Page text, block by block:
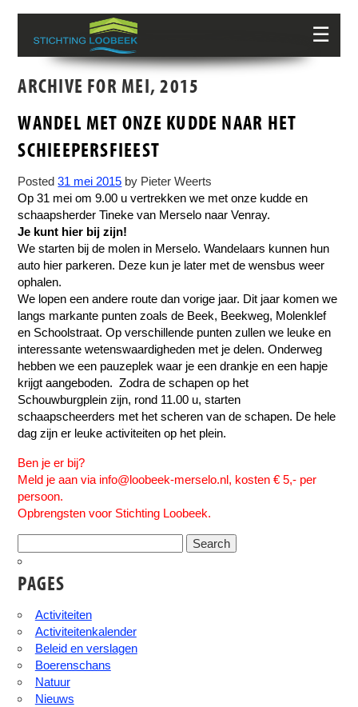
☰
ARCHIVE FOR MEI, 2015
WANDEL MET ONZE KUDDE NAAR HET
SCHIEEPERSFIEEST
Posted31 mei 2015 by Pieter Weerts
Op 31 mei om 9.00 u vertrekken we met onze kudde en
schaapsherder Tineke van Merselo naar Venray.
Je kunt hier bij zijn!
We starten bij de molen in Merselo. Wandelaars kunnen hun
auto hier parkeren. Deze kun je later met de wensbus weer
ophalen.
We lopen een andere route dan vorige jaar. Dit jaar komen we
langs markante punten zoals de Beek, Beekweg, Molenklef
en Schoolstraat. Op verschillende punten zullen we leuke en
interessante wetenswaardigheden met je delen. Onderweg
hebben we een pauzeplek waar je een drankje en een hapje
krijgt aangeboden. Zodra de schapen op het
Schouwburgplein zijn, rond 11.00 u, starten
schaapscheerders met het scheren van de schapen. De hele
dag zijn er leuke activiteiten op het plein.
Ben je er bij?
Meld je aan via info@loobeek-merselo.nl, kosten € 5,- per
persoon.
Opbrengsten voor Stichting Loobeek.
for:
PAGES
Activiteiten
Activiteitenkalender
Beleid en verslagen
Boerenschans
Natuur
Nieuws